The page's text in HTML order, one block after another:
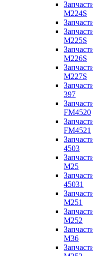
M224S
M225S
M226S
M227S
397
FM4520
FM4521
4503
M25
45031
M251
M252
M36